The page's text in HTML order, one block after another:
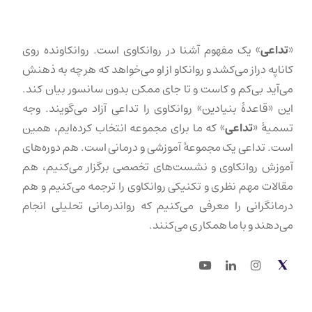
«تداعی» یک مفهوم آشنا در روانکاوی است. روانکاونده روی
کاناپه دراز می‌کشد و روانکاو از او می‌خواهد که هر چه به ذهنش
می‌آید بی‌کم و کاست و تا جای ممکن بدون سانسور بیان کند.
این «قاعدهٔ بنیادین» روانکاوی را تداعی آزاد می‌گویند. وجه
تسمیهٔ «تداعی» که ما برای مجموعه انتخاب کرده‌ایم، همین
است. تداعی یک مجموعهٔ آموزشی و درمانی است. هم دوره‌های
آموزش روانکاوی و نشست‌های تخصصی برگزار می‌کنیم، هم
مقالات مهم نظری و تکنیکی روانکاوی را ترجمه می‌کنیم و هم
درمانگرانی را معرفی می‌کنیم که رواندرمانی تحلیلی انجام
می‌دهند و با ما همکاری می‌کنند.
Twitter
Instagram
LinkedIn
Youtube